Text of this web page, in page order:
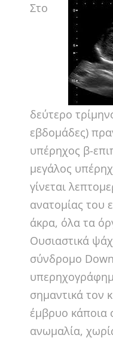
Στο
δεύτερο
εβδομάδες)
υπέρηχος β-
μεγάλος
γίνεται
ανατομίας του
άκρα, όλα τα
Ουσιαστικά
σύνδρομο
σημαντικά τον
έμβρυο κάποια
ανωμαλία,